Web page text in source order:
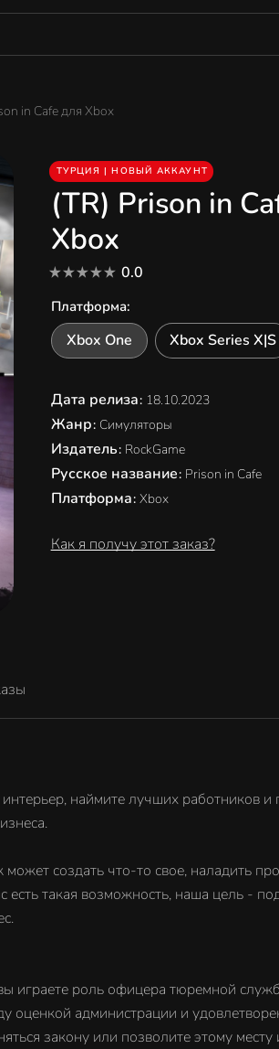
in Cafe для Xbox
ТУРЦИЯ | НОВЫЙ АККАУНТ
(TR) Prison in
Xbox
0.0
Платформа:
Xbox One Xbox Series X|S
Дата релиза: 18.10.2023
Жанр: Симуляторы
Издатель: RockGame
Русское название: Prison in Cafe
Платформа: Xbox
Как я получу этот заказ?
наймите лучших работников
создать что-то свое, наладить
есть такая возможность, наша цель -
играете роль офицера тюремной
оценкой администрации и
закону или позволите этому